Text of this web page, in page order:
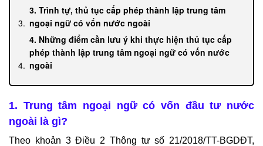
3. Trình tự, thủ tục cấp phép thành lập trung tâm
ngoại ngữ có vốn nước ngoài
4. Những điểm cần lưu ý khi thực hiện thủ tục cấp
phép thành lập trung tâm ngoại ngữ có vốn nước
ngoài
1. Trung tâm ngoại ngữ có vốn đầu tư nước
ngoài là gì?
Theo khoản 3 Điều 2 Thông tư số 21/2018/TT-BGDĐT,